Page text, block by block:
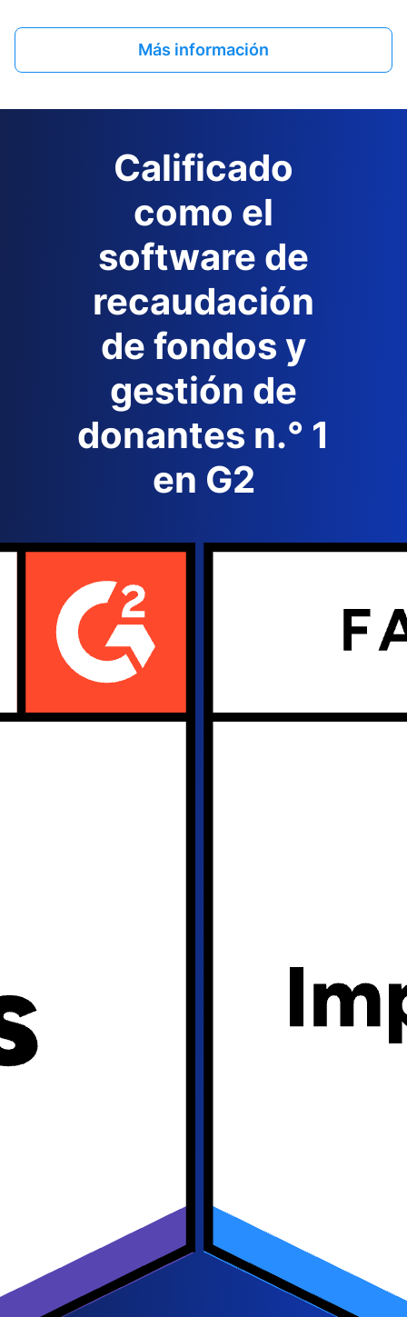
Más información
Calificado
como el
software de
recaudación
de fondos y
gestión de
donantes n.° 1
en G2